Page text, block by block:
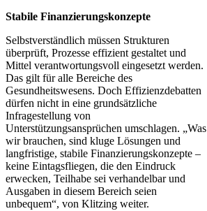
Stabile Finanzierungskonzepte
Selbstverständlich müssen Strukturen
überprüft, Prozesse effizient gestaltet und
Mittel verantwortungsvoll eingesetzt werden.
Das gilt für alle Bereiche des
Gesundheitswesens. Doch Effizienzdebatten
dürfen nicht in eine grundsätzliche
Infragestellung von
Unterstützungsansprüchen umschlagen. „Was
wir brauchen, sind kluge Lösungen und
langfristige, stabile Finanzierungskonzepte –
keine Eintagsfliegen, die den Eindruck
erwecken, Teilhabe sei verhandelbar und
Ausgaben in diesem Bereich seien
unbequem“, von Klitzing weiter.